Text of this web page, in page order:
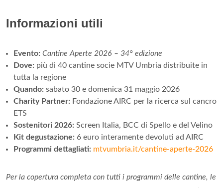
Informazioni utili
Evento: Cantine Aperte 2026 – 34° edizione
Dove: più di 40 cantine socie MTV Umbria distribuite in
tutta la regione
Quando: sabato 30 e domenica 31 maggio 2026
Charity Partner: Fondazione AIRC per la ricerca sul cancro
ETS
Sostenitori 2026: Screen Italia, BCC di Spello e del Velino
Kit degustazione: 6 euro interamente devoluti ad AIRC
Programmi dettagliati: mtvumbria.it/cantine-aperte-2026
Per la copertura completa con tutti i programmi delle cantine, le